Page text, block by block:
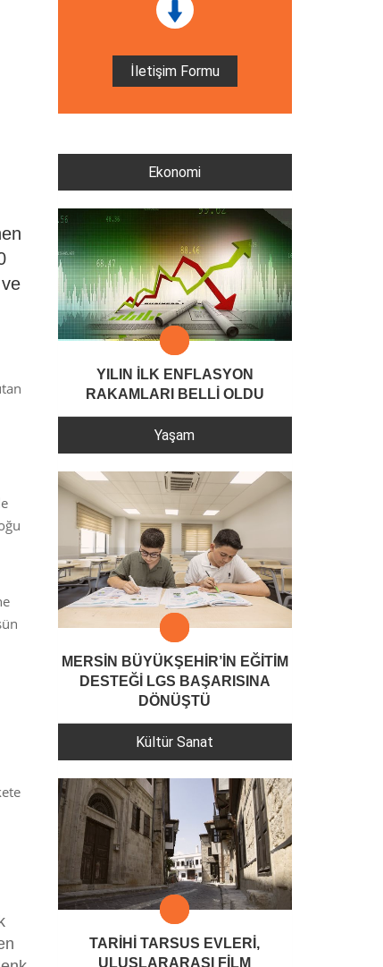
İletişim Formu
Ekonomi
YILIN İLK ENFLASYON
RAKAMLARI BELLİ OLDU
Yaşam
MERSİN BÜYÜKŞEHİR’İN EĞİTİM
DESTEĞİ LGS BAŞARISINA
DÖNÜŞTÜ
Kültür Sanat
TARİHİ TARSUS EVLERİ,
ULUSLARARASI FİLM